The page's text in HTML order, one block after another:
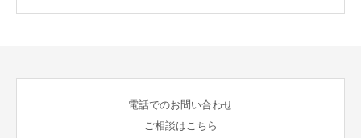
電話でのお問い合わせ
ご相談はこちら